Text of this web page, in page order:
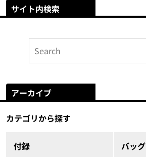
サイト内検索
アーカイブ
カテゴリから探す
付録 バッグ